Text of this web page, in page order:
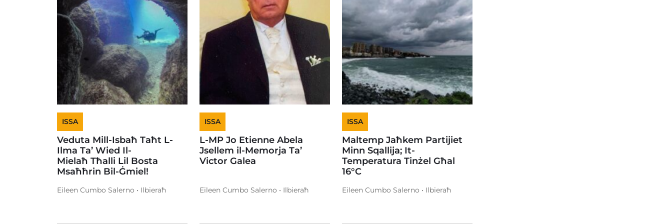
ISSA
Veduta Mill-Isbaħ Taħt L-
Ilma Ta’ Wied Il-
Mielaħ Tħalli Lil Bosta
Msaħħrin Bil-Ġmiel!
Eileen Cumbo Salerno • Ilbieraħ
ISSA
L-MP Jo Etienne Abela
Jsellem il-Memorja Ta’
Victor Galea
Eileen Cumbo Salerno • Ilbieraħ
ISSA
Maltemp Jaħkem Partijiet
Minn Sqallija; It-
Temperatura Tinżel Għal
16°C
Eileen Cumbo Salerno • Ilbieraħ